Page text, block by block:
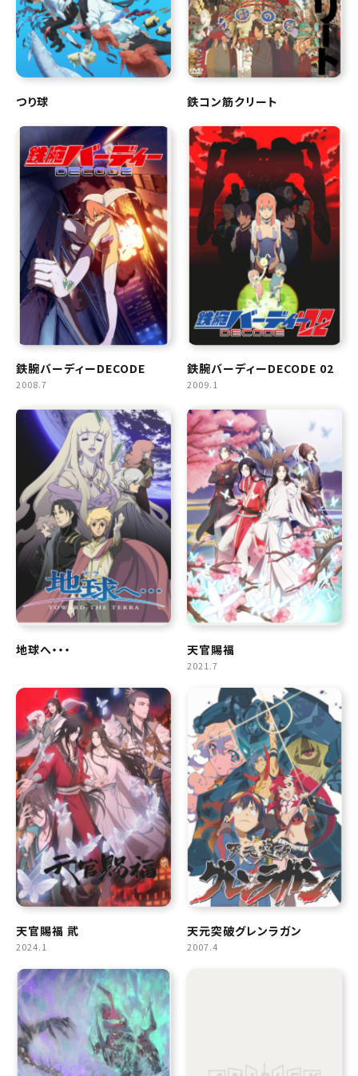
つり球 鉄コン筋クリート
鉄腕バーディーDECODE
2008.7
鉄腕バーディーDECODE 02
2009.1
地球へ・・・ 天官賜福
2021.7
天官賜福 貮
2024.1
天元突破グレンラガン
2007.4